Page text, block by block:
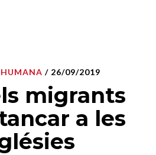
/ 26/09/2019
migrants
a les